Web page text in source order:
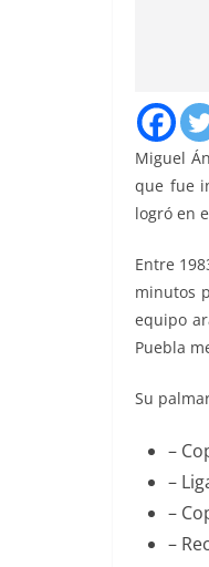
Miguel
que fue
logró en
Entre
minutos
equipo
Puebla
Su
–
–
–
–